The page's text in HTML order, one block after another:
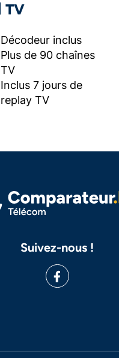
TV
Décodeur inclus
Plus de 90 chaînes
TV
Inclus 7 jours de
replay TV
Suivez-nous !